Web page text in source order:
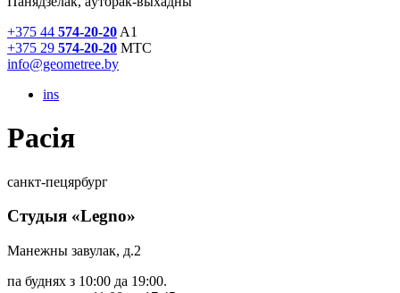
+375 44 574-20-20 A1
+375 29 574-20-20 МТС
info@geometree.by
ins
Расія
санкт-пецярбург
Студыя «Legno»
Манежны завулак, д.2
па буднях з 10:00 да 19:00.